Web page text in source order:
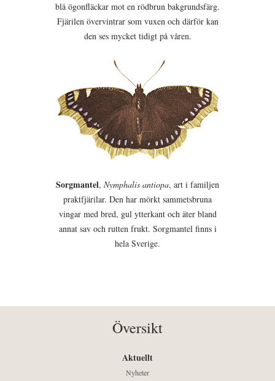
blå ögonfläckar mot en rödbrun bakgrundsfärg.
Fjärilen övervintrar som vuxen och därför kan
den ses mycket tidigt på våren.
Sorgmantel, Nymphalis antiopa, art i familjen
praktfjärilar. Den har mörkt sammetsbruna
vingar med bred, gul ytterkant och äter bland
annat sav och rutten frukt. Sorgmantel finns i
hela Sverige.
Översikt
Aktuellt
Nyheter